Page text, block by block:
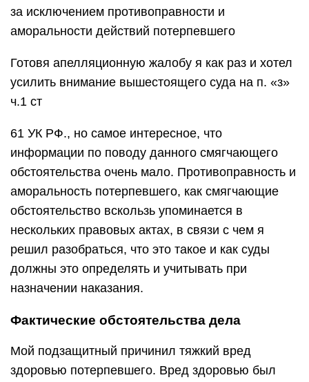
за исключением противоправности и
аморальности действий потерпевшего
Готовя апелляционную жалобу я как раз и хотел
усилить внимание вышестоящего суда на п. «з»
ч.1 ст
61 УК РФ., но самое интересное, что
информации по поводу данного смягчающего
обстоятельства очень мало. Противоправность и
аморальность потерпевшего, как смягчающие
обстоятельство вскользь упоминается в
нескольких правовых актах, в связи с чем я
решил разобраться, что это такое и как суды
должны это определять и учитывать при
назначении наказания.
Фактические обстоятельства дела
Мой подзащитный причинил тяжкий вред
здоровью потерпевшего. Вред здоровью был